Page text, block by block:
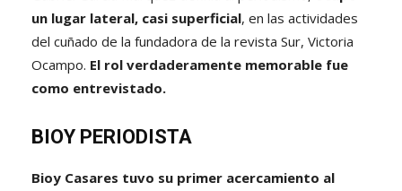
un lugar lateral, casi superficial, en las actividades
del cuñado de la fundadora de la revista Sur, Victoria
Ocampo. El rol verdaderamente memorable fue
como entrevistado.
BIOY PERIODISTA
Bioy Casares tuvo su primer acercamiento al